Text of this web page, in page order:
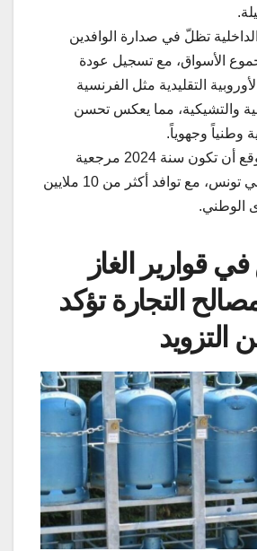
تظلّ في صدارة الوافدين
من مجموع الأسواق، مع تسجيل عودة
التقليدية مثل الفرنسية
والتشيكية، مما يعكس تحسن
وطنياً وجهوياً.
وختم بأنّه من المتوقع أن تكون سنة 2024 مرجعية
للقطاع السياحي في تونس، مع توافد أكثر من 10 ملايين
الوطني.
قوارير الغاز
التجارة تؤكد